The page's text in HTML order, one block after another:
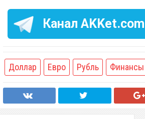
Канал AKKet.com
Доллар Евро Рубль Финансы